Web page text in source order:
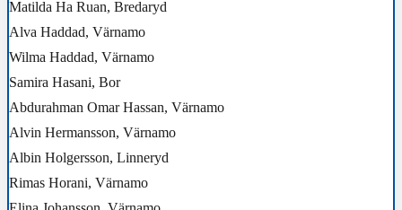
Matilda Ha Ruan, Bredaryd
Alva Haddad, Värnamo
Wilma Haddad, Värnamo
Samira Hasani, Bor
Abdurahman Omar Hassan, Värnamo
Alvin Hermansson, Värnamo
Albin Holgersson, Linneryd
Rimas Horani, Värnamo